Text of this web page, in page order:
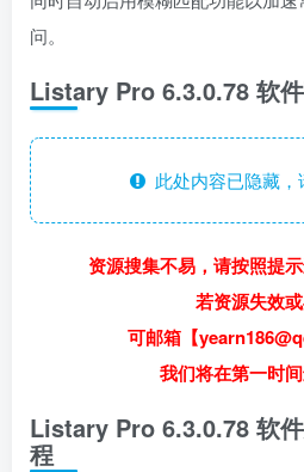
问。
Listary Pro 6.3.0.78 软
此处内容已隐藏，
资源搜集不易，请按照提
若资源失效
可邮箱【
我们将在第一时
Listary Pro 6.3.0.78 软
程